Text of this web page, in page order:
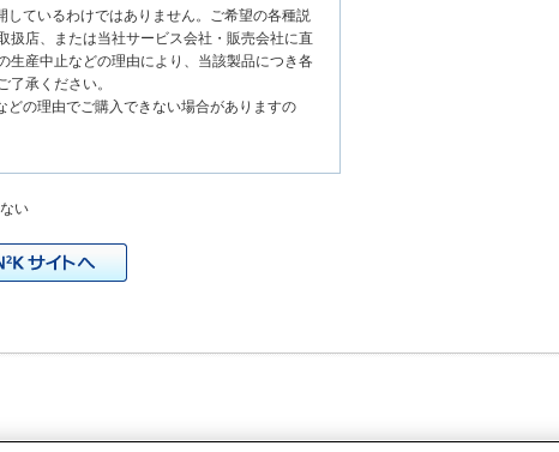
ているわけではありません。ご希望の各種説
扱店、または当社サービス会社・販売会社に直
生産中止などの理由により、当該製品につき各
承ください。
の理由でご購入できない場合がありますの
客様がお持ちの製品の仕様がその後のマイナー
ている各種説明書の内容とお手持ちの製品の仕
・更新するものではありません。
い